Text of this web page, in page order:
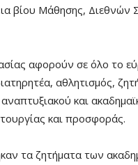
βίου Μάθησης, Διεθνών
αφορούν σε όλο το
αθλητισμός,
και
και προσφοράς.
τα ζητήματα των